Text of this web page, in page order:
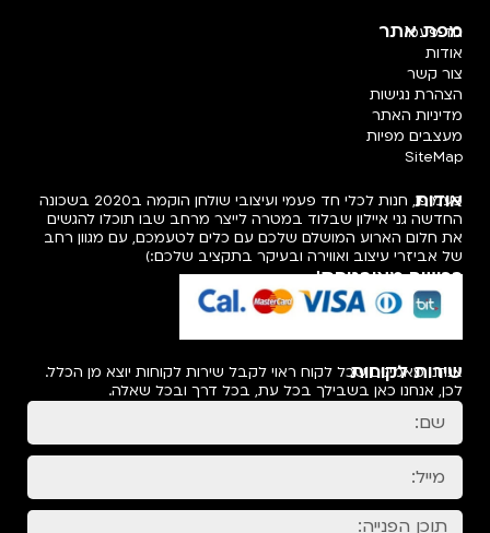
מפת אתר
חד פעמי
אודות
צור קשר
הצהרת נגישות
מדיניות האתר
מעצבים מפיות
SiteMap
אודות
פעמיפו, חנות לכלי חד פעמי ועיצובי שולחן הוקמה ב2020 בשכונה
החדשה גני איילון שבלוד במטרה לייצר מרחב שבו תוכלו להגשים
את חלום הארוע המושלם שלכם עם כלים לטעמכם, עם מגוון רחב
של אביזרי עיצוב ואווירה ובעיקר בתקציב שלכם:)
רכישה מאובטחת!
שירות לקוחות
אנחנו מאמינים שכל לקוח ראוי לקבל שירות לקוחות יוצא מן הכלל.
לכן, אנחנו כאן בשבילך בכל עת, בכל דרך ובכל שאלה.